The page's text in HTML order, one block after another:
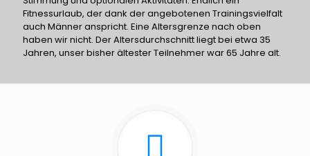
Fitnessurlaub, der dank der angebotenen Trainingsvielfalt
auch Männer anspricht. Eine Altersgrenze nach oben
haben wir nicht. Der Altersdurchschnitt liegt bei etwa 35
Jahren, unser bisher ältester Teilnehmer war 65 Jahre alt.